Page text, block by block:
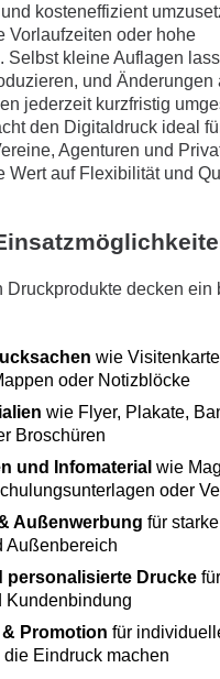
kosteneffizient
Vorlaufzeiten oder hohe
Selbst kleine Auflagen
und Änderungen
jederzeit kurzfristig
den Digitaldruck ideal
Agenturen und
Wert auf Flexibilität und
Druckprodukte decken ein
wie
oder Notizblöcke
wie Flyer, Plakate,
Broschüren
und Infomaterial wie
oder
Außenwerbung für
Außenbereich
personalisierte Drucke
Kundenbindung
Promotion für
Eindruck machen